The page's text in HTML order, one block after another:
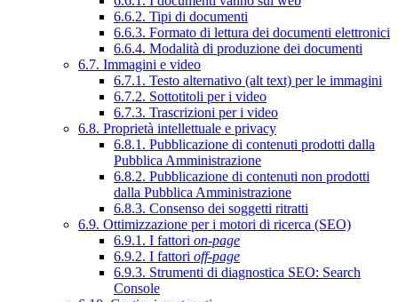
6.6.2. Tipi di documenti
6.6.3. Formato di lettura dei documenti elettronici
6.6.4. Modalità di produzione dei documenti
6.7. Immagini e video
6.7.1. Testo alternativo (alt text) per le immagini
6.7.2. Sottotitoli per i video
6.7.3. Trascrizioni per i video
6.8. Proprietà intellettuale e privacy
6.8.1. Pubblicazione di contenuti prodotti dalla
Pubblica Amministrazione
6.8.2. Pubblicazione di contenuti non prodotti
dalla Pubblica Amministrazione
6.8.3. Consenso dei soggetti ritratti
6.9. Ottimizzazione per i motori di ricerca (SEO)
6.9.1. I fattori on-page
6.9.2. I fattori off-page
6.9.3. Strumenti di diagnostica SEO: Search
Console